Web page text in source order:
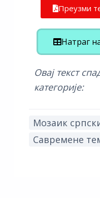
Преузми
Натраг
Овај текст
категорије:
Мозаик
Савремене